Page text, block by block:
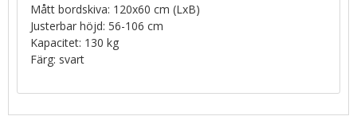
Mått bordskiva: 120x60 cm (LxB)
Justerbar höjd: 56-106 cm
Kapacitet: 130 kg
Färg: svart